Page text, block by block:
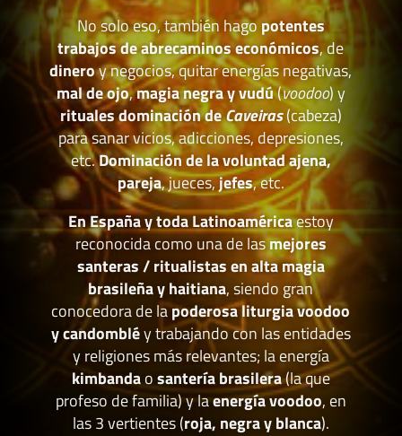
No solo eso, también hagopotentes
trabajos de abrecaminos económicos, de
dineroy negocios, quitar energías negativas,
mal de ojo,magia negra y vudú(voodoo) y
rituales dominación deCaveiras(cabeza)
para sanar vicios, adicciones, depresiones,
etc.Dominación de la voluntad ajena,
pareja, jueces,jefes, etc.
En España y toda Latinoaméricaestoy
reconocida como una de lasmejores
santeras / ritualistas en alta magia
brasileña y haitiana, siendo gran
conocedora de lapoderosa liturgia voodoo
y candombléy trabajando con las entidades
y religiones más relevantes; la energía
kimbandaosantería brasilera(la que
profeso de familia) y laenergía voodoo, en
las 3 vertientes (roja, negra y blanca).